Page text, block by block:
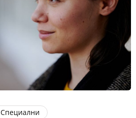
Специални